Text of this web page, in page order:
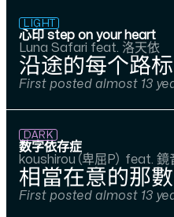
心印 step on your heart
Luna Safari feat. 洛天依
LIGHT
沿途的每个路
First posted almost 13
数字依存症
koushirou（卑屈P） feat. 鏡
DARK
相當在意的那
First posted almost 13